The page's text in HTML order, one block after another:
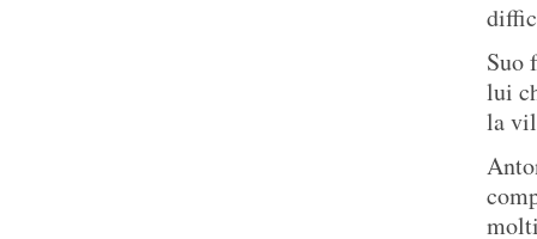
Suo
lui
la